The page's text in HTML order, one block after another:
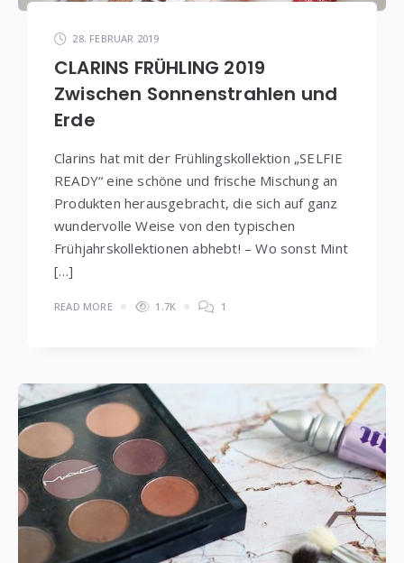
28. FEBRUAR 2019
CLARINS FRÜHLING 2019
Zwischen Sonnenstrahlen und
Erde
Clarins hat mit der Frühlingskollektion „SELFIE
READY“ eine schöne und frische Mischung an
Produkten herausgebracht, die sich auf ganz
wundervolle Weise von den typischen
Frühjahrskollektionen abhebt! – Wo sonst Mint
[…]
READ MORE 1.7K 1